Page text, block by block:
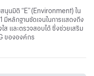
นมิติ “E” (Environment) ใน
มีหลักฐานชัดเจนในการแสดงถึง
ส และตรวจสอบได้ ซึ่งช่วยเสริม
ขององค์กร